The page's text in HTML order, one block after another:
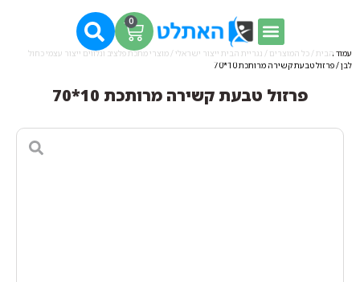
0
עמוד הבית / כל המוצרים / נגריית הבית ייצור ישראלי / מוצרי מתכת פלציב ונלווים ייצור עצמי כחול
לבן/ פרזול טבעת קשירה מרותכת 10*70
פרזול טבעת קשירה מרותכת 10*70